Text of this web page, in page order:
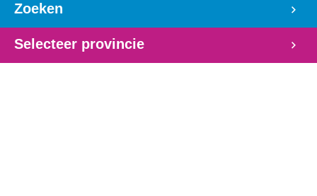
Zoeken
Selecteer provincie